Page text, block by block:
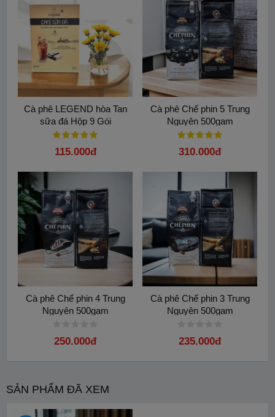
Cà phê LEGEND hòa Tan
sữa đá Hộp 9 Gói
115.000đ
Cà phê Chế phin 5 Trung
Nguyên 500gam
310.000đ
Cà phê Chế phin 4 Trung
Nguyên 500gam
250.000đ
Cà phê Chế phin 3 Trung
Nguyên 500gam
235.000đ
SẢN PHẨM ĐÃ XEM